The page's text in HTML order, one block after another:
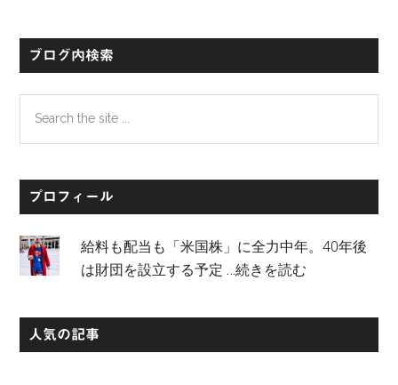
ブログ内検索
the
プロフィール
給料も配当も「米国株」に全力中年。40年後
は財団を設立する予定…続きを読む
人気の記事